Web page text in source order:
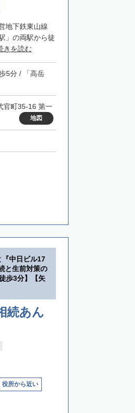
地下鉄東山線
」の両駅から徒
きを読む
5分 / 「高岳
官町35-16 第一
地図
『中日ビル17
と生前対策の
歩3分】【矢
続あん
役所から近い